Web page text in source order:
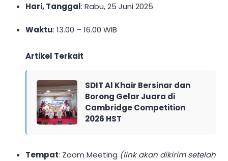
Hari, Tanggal: Rabu, 25 Juni 2025
Waktu: 13.00 – 16.00 WIB
Artikel Terkait
SDIT Al Khair Bersinar dan
Borong Gelar Juara di
Cambridge Competition
2026 HST
Tempat: Zoom Meeting (link akan dikirim setelah